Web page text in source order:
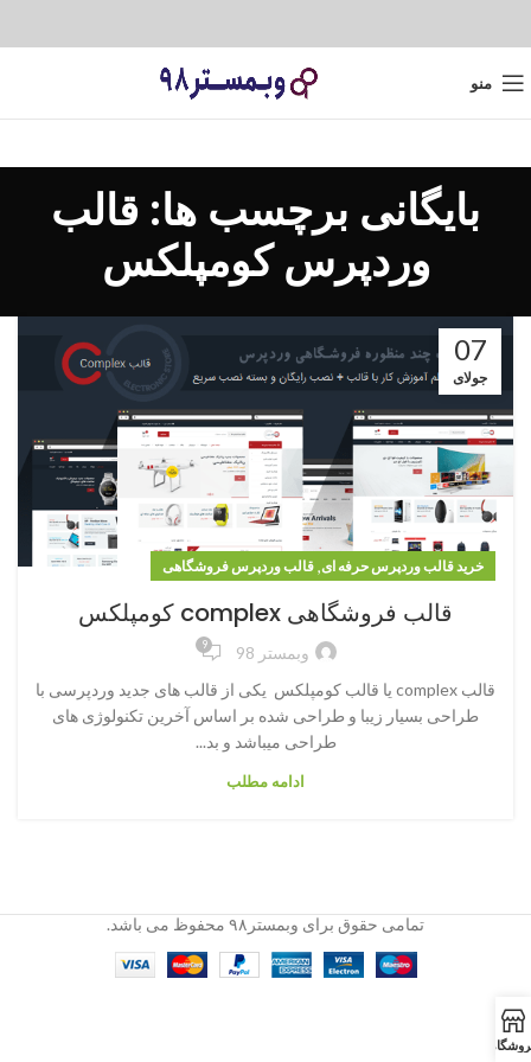
منو
بایگانی برچسب ها: قالب
وردپرس کومپلکس
07
جولای
خرید قالب وردپرس حرفه ای, قالب وردپرس فروشگاهی
قالب فروشگاهی complex کومپلکس
وبمستر 98 9
قالب complex یا قالب کومپلکس یکی از قالب های جدید وردپرسی با
طراحی بسیار زیبا و طراحی شده بر اساس آخرین تکنولوژی های
طراحی میباشد و بد...
ادامه مطلب
تمامی حقوق برای وبمستر۹۸ محفوظ می باشد.